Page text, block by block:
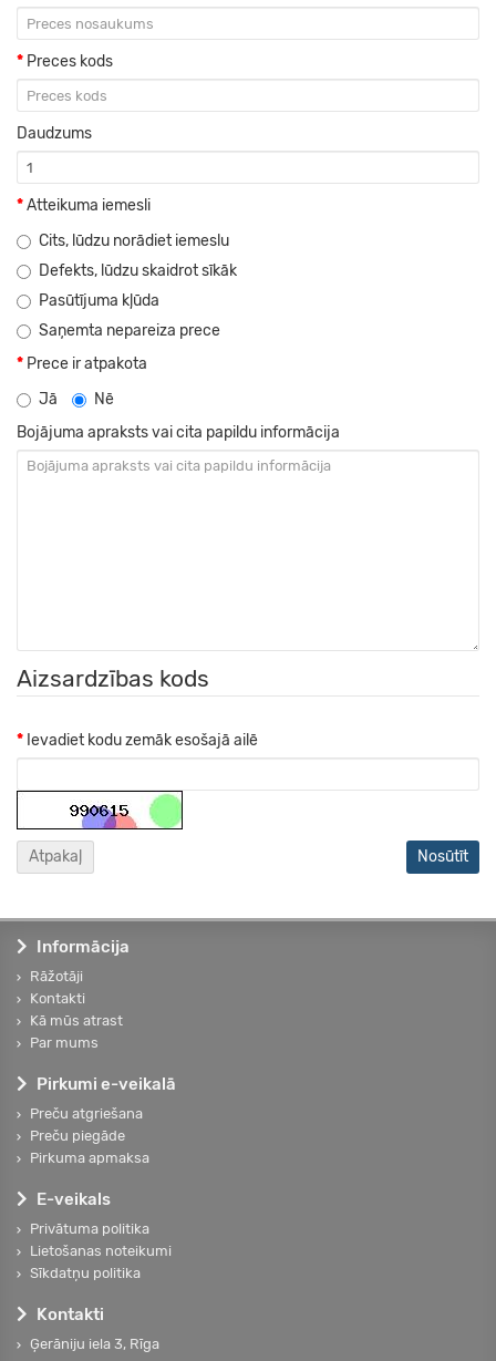
Preces kods
Daudzums
Atteikuma iemesli
Cits, lūdzu norādiet iemeslu
Defekts, lūdzu skaidrot sīkāk
Pasūtījuma kļūda
Saņemta nepareiza prece
Prece ir atpakota
Jā
Nē
Bojājuma apraksts vai cita papildu informācija
Aizsardzības kods
Ievadiet kodu zemāk esošajā ailē
Atpakaļ
Informācija
Rāžotāji
Kontakti
Kā mūs atrast
Par mums
Pirkumi e-veikalā
Preču atgriešana
Preču piegāde
Pirkuma apmaksa
E-veikals
Privātuma politika
Lietošanas noteikumi
Sīkdatņu politika
Kontakti
Ģerāniju iela 3, Rīga